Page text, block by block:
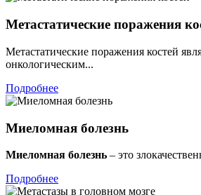
Метастатические поражения
Метастатические поражения костей
онкологическим...
Подробнее
Миеломная болезнь
Миеломная болезнь – это
Подробнее